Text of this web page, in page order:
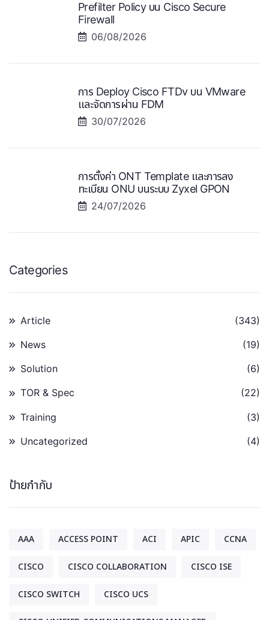
Prefilter Policy บน Cisco Secure
Firewall
06/08/2026
การ Deploy Cisco FTDv บน VMware
และจัดการผ่าน FDM
30/07/2026
การตั้งค่า ONT Template และการลง
ทะเบียน ONU บนระบบ Zyxel GPON
24/07/2026
Categories
Article (343)
News (19)
Solution (6)
TOR & Spec (22)
Training (3)
Uncategorized (4)
ป้ายกำกับ
AAA ACCESS POINT ACI APIC CCNA
CISCO CISCO COLLABORATION CISCO ISE
CISCO SWITCH CISCO UCS